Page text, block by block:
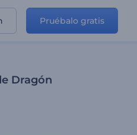
Pruébalo gratis
Dragón